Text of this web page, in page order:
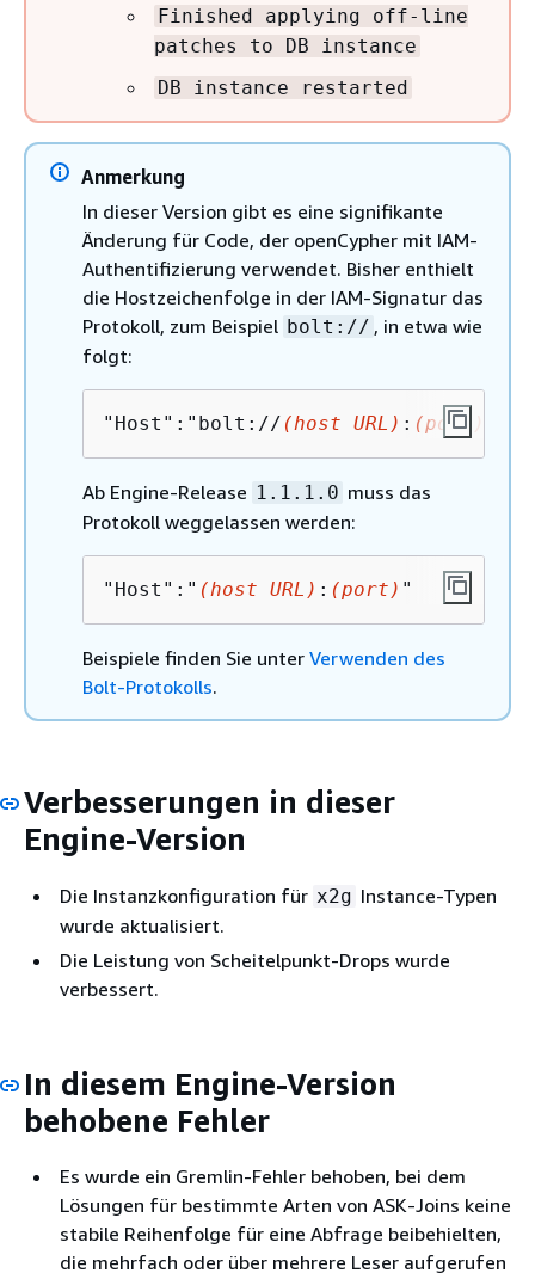
Finished applying off-line
patches to DB instance
DB instance restarted
Anmerkung
In dieser Version gibt es eine signifikante
Änderung für Code, der openCypher mit IAM-
Authentifizierung verwendet. Bisher enthielt
die Hostzeichenfolge in der IAM-Signatur das
Protokoll, zum Beispiel bolt:// , in etwa wie
folgt:
"Host":"bolt:// (host URL) : (port)
Ab Engine-Release 1.1.1.0 muss das
Protokoll weggelassen werden:
"Host":" (host URL) : (port) "
Beispiele finden Sie unter Verwenden des
Bolt-Protokolls.
Verbesserungen in dieser
Engine-Version
Die Instanzkonfiguration für x2g Instance-Typen
wurde aktualisiert.
Die Leistung von Scheitelpunkt-Drops wurde
verbessert.
In diesem Engine-Version
behobene Fehler
Es wurde ein Gremlin-Fehler behoben, bei dem
Lösungen für bestimmte Arten von ASK-Joins keine
stabile Reihenfolge für eine Abfrage beibehielten,
die mehrfach oder über mehrere Leser aufgerufen